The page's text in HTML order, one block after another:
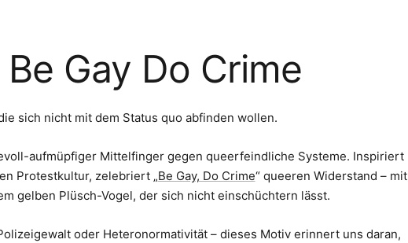
Gay Do Crime
sich nicht mit dem Status quo abfinden wollen.
aufmüpfiger Mittelfinger gegen queerfeindliche Systeme. Inspiriert
Protestkultur, zelebriert „Be Gay, Do Crime“ queeren Widerstand – mit
gelben Plüsch-Vogel, der sich nicht einschüchtern lässt.
oder Heteronormativität – dieses Motiv erinnert uns daran,